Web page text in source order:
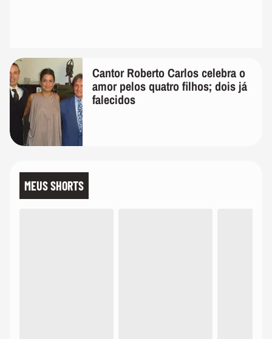
Cantor Roberto Carlos celebra o
amor pelos quatro filhos; dois já
falecidos
MEUS SHORTS